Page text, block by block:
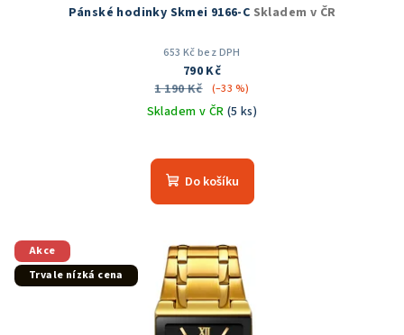
Pánské hodinky Skmei 9166-C Skladem v ČR
653 Kč bez DPH
790 Kč
1 190 Kč
(–33 %)
Skladem v ČR (5 ks)
hodnocení
produktu
5
hvězdiček.
Do košíku
Akce
Trvale nízká cena